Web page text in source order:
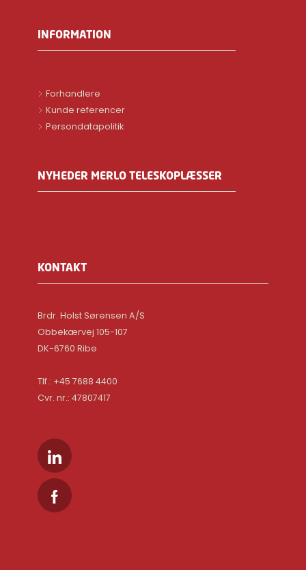
INFORMATION
Forhandlere
Kunde referencer
Persondatapolitik
NYHEDER MERLO TELESKOPLÆSSER
KONTAKT
Brdr. Holst Sørensen A/S
Obbekærvej 105-107
DK-6760 Ribe
Tlf.: +45 7688 4400
Cvr. nr.: 47807417